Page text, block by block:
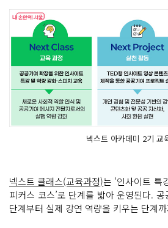
넥스트 아카데미 2기 교
넥스트 클래스(교육과정)는 ‘인사이트
피커스 코스’로 단계를 밟아 운영된다.
단계부터 실제 강연 역량을 키우는 단계